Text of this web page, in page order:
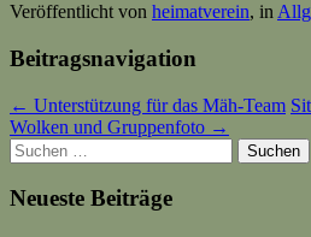
Veröffentlicht von heimatverein, in
Beitragsnavigation
← Unterstützung für das Mäh-Team
Wolken und Gruppenfoto →
Suchen
nach:
Neueste Beiträge